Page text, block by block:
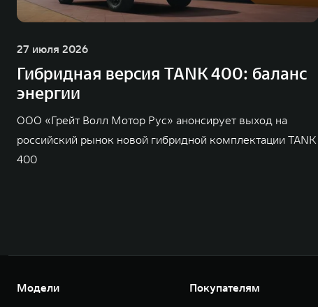
27 июля 2026
Гибридная версия TANK 400: баланс
энергии
ООО «Грейт Волл Мотор Рус» анонсирует выход на
российский рынок новой гибридной комплектации TANK
400
Модели Покупателям